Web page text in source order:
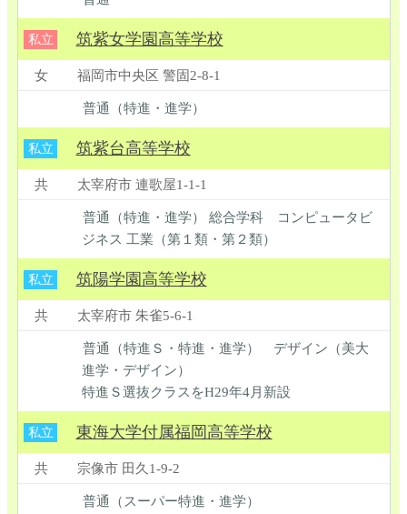
私立 筑紫女学園高等学校
女 福岡市中央区 警固2-8-1
普通（特進・進学）
私立 筑紫台高等学校
共 太宰府市 連歌屋1-1-1
普通（特進・進学） 総合学科 コンピュータビ
ジネス 工業（第１類・第２類）
私立 筑陽学園高等学校
共 太宰府市 朱雀5-6-1
普通（特進Ｓ・特進・進学） デザイン（美大
進学・デザイン）
特進Ｓ選抜クラスをH29年4月新設
私立 東海大学付属福岡高等学校
共 宗像市 田久1-9-2
普通（スーパー特進・進学）